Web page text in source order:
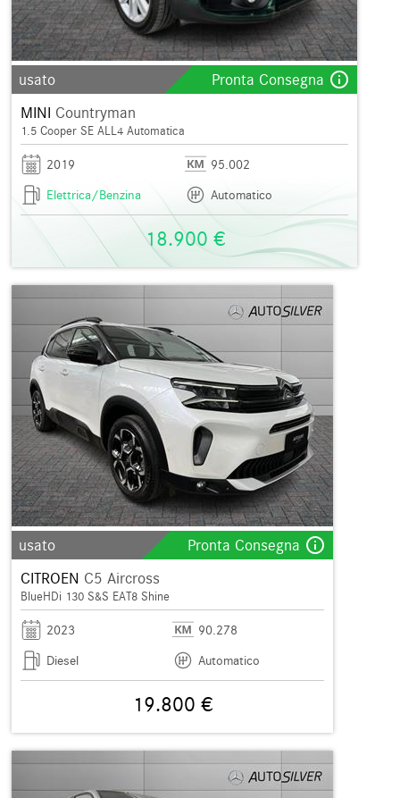
usato Pronta Consegna info_outline
MINI Countryman
1.5 Cooper SE ALL4 Automatica
2019
95.002
Elettrica/Benzina
Automatico
18.900 €
usato Pronta Consegna info_outline
CITROEN C5 Aircross
BlueHDi 130 S&S EAT8 Shine
2023
90.278
Diesel
Automatico
19.800 €